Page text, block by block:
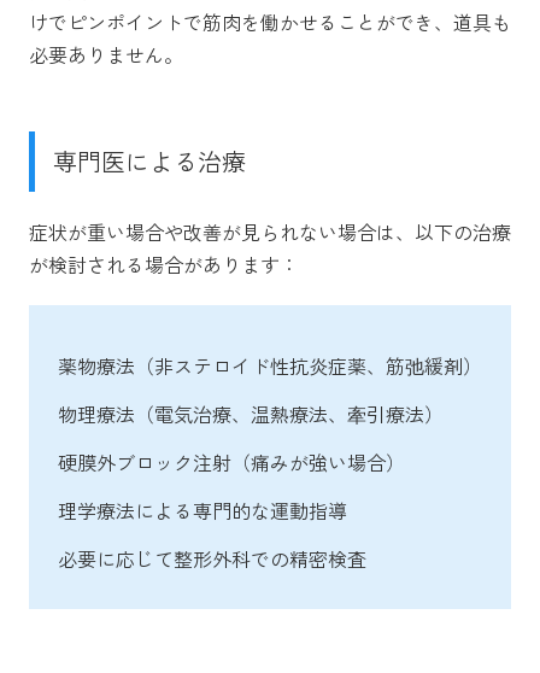
けでピンポイントで筋肉を働かせることができ、道具も
必要ありません。
専門医による治療
症状が重い場合や改善が見られない場合は、以下の治療
が検討される場合があります：
薬物療法（非ステロイド性抗炎症薬、筋弛緩剤）
物理療法（電気治療、温熱療法、牽引療法）
硬膜外ブロック注射（痛みが強い場合）
理学療法による専門的な運動指導
必要に応じて整形外科での精密検査